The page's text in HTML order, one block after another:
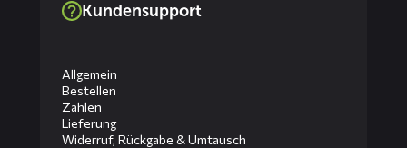
Kundensupport
Allgemein
Bestellen
Zahlen
Lieferung
Widerruf, Rückgabe & Umtausch